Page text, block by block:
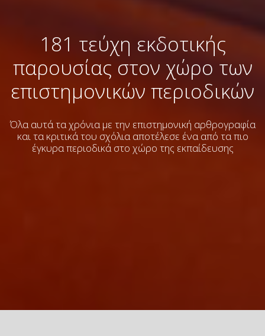
181 τεύχη εκδοτικής
παρουσίας στον χώρο των
επιστημονικών περιοδικών
Όλα αυτά τα χρόνια με την επιστημονική αρθρογραφία
και τα κριτικά του σχόλιααποτέλεσε ένα από τα πιο
έγκυρα περιοδικά στο χώρο της εκπαίδευσης